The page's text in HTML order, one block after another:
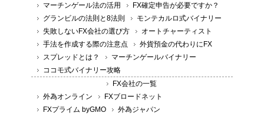
マーチンゲール法の活用
FX確定申告が必要ですか？
グランビルの法則と8法則
モンテカルロ式バイナリー
失敗しないFX会社の選び方
オートチャーティスト
手法を作成する際の注意点
外貨預金の代わりにFX
スプレッドとは？
マーチンゲールバイナリー
ココモ式バイナリー攻略
FX会社の一覧
外為オンライン
FXブロードネット
FXプライム byGMO
外為ジャパン